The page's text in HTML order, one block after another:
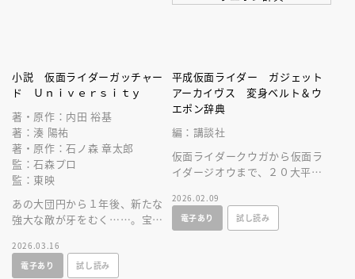
小説 仮面ライダーガッチャー
ド Ｕｎｉｖｅｒｓｉｔｙ
著・原作：内田 裕基
著：湊 陽祐
著・原作：石ノ森 章太郎
監：石森プロ
監：東映
あの大団円から１年後、新たな
強大な敵が牙をむく……。宝太
てくる！ ガッチャード待望の
小説版！
2026.03.16
電子あり
試し読み
平成仮面ライダー ガジェット
アーカイヴス 変身ベルト＆ウ
エポン辞典
編：講談社
仮面ライダークウガから仮面ラ
イダージオウまで、２０大平成
器、バイクなどのガジェットを
掲載！
2026.02.09
電子あり
試し読み